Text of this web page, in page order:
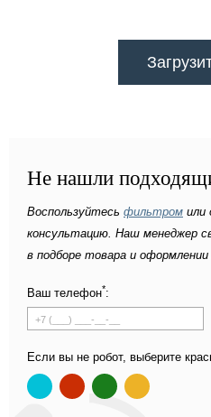
Не нашли
Воспользуйтесь фильтром или
консультацию. Наш менеджер
в подборе товара и оформлении
Ваш телефон*:
Если вы не робот, выберите